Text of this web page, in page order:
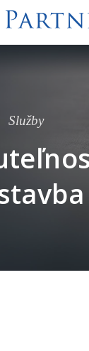
Služby